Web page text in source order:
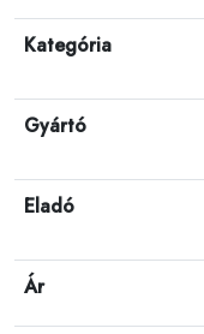
Kategória
Gyártó
Eladó
Ár